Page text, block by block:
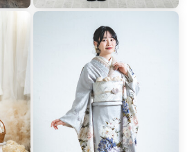
、ワンランク上のおしゃれな